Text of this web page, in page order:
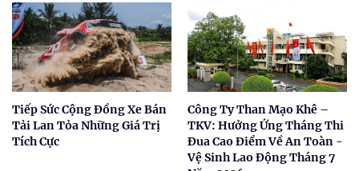
Tiếp Sức Cộng Đồng Xe Bán
Tải Lan Tỏa Những Giá Trị
Tích Cực
Công Ty Than Mạo Khê –
TKV: Hưởng Ứng Tháng Thi
Đua Cao Điểm Về An Toàn -
Vệ Sinh Lao Động Tháng 7